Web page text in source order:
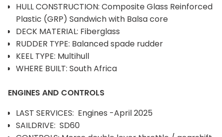
HULL CONSTRUCTION: Composite Glass Reinforced
Plastic (GRP) Sandwich with Balsa core
DECK MATERIAL: Fiberglass
RUDDER TYPE: Balanced spade rudder
KEEL TYPE: Multihull
WHERE BUILT: South Africa
ENGINES AND CONTROLS
LAST SERVICES: Engines -April 2025
SAILDRIVE: SD60